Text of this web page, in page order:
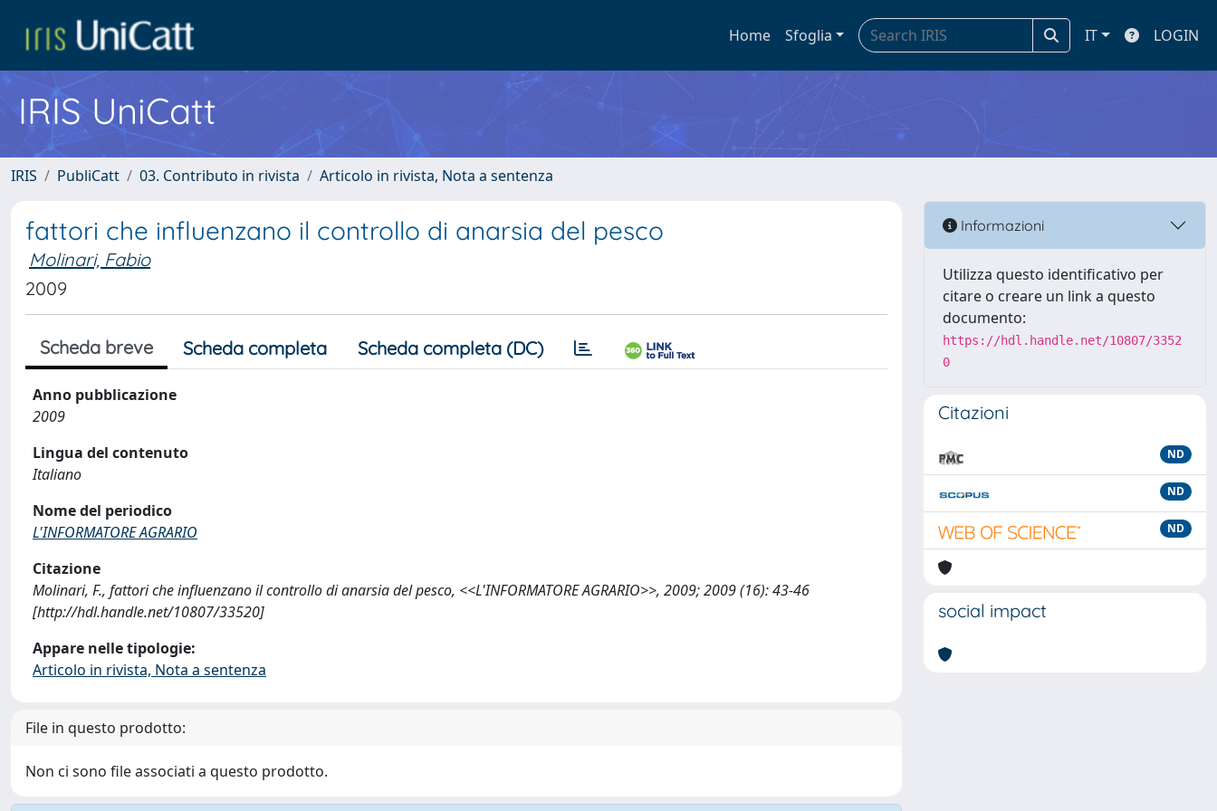
Home Sfoglia IT LOGIN
IRIS UniCatt
IRIS PubliCatt 03. Contributo in rivista Articolo in rivista, Nota a sentenza
fattori che influenzano il controllo di anarsia del pesco
Molinari, Fabio
2009
Scheda breve Scheda completa Scheda completa (DC)
Anno pubblicazione
2009
Lingua del contenuto
Italiano
Nome del periodico
L'INFORMATORE AGRARIO
Citazione
Molinari, F., fattori che influenzano il controllo di anarsia del pesco, <<L'INFORMATORE AGRARIO>>, 2009; 2009 (16): 43-46
[http://hdl.handle.net/10807/33520]
Appare nelle tipologie:
Articolo in rivista, Nota a sentenza
File in questo prodotto:
Non ci sono file associati a questo prodotto.
Informazioni
Utilizza questo identificativo per
citare o creare un link a questo
documento:
https://hdl.handle.net/10807/3352
0
Citazioni
ND
ND
ND
social impact